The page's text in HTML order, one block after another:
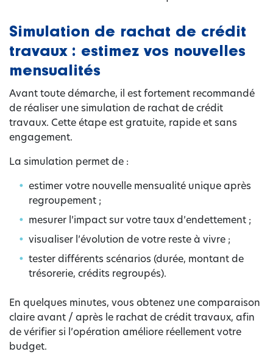
Simulation de rachat de crédit
travaux : estimez vos nouvelles
mensualités
Avant toute démarche, il est fortement recommandé
de réaliser une simulation de rachat de crédit
travaux. Cette étape est gratuite, rapide et sans
engagement.
La simulation permet de :
estimer votre nouvelle mensualité unique après
regroupement ;
mesurer l’impact sur votre taux d’endettement ;
visualiser l’évolution de votre reste à vivre ;
tester différents scénarios (durée, montant de
trésorerie, crédits regroupés).
En quelques minutes, vous obtenez une comparaison
claire avant / après le rachat de crédit travaux, afin
de vérifier si l’opération améliore réellement votre
budget.